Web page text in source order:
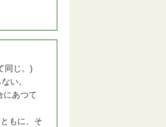
同じ。)
い。
にあつて
もに、そ